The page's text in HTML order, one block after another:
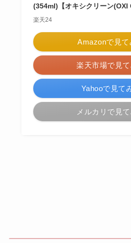
(354ml)【オキシクリーン(OXI
楽天24
Amazonで見て
楽天市場で見て
Yahooで見て
メルカリで見